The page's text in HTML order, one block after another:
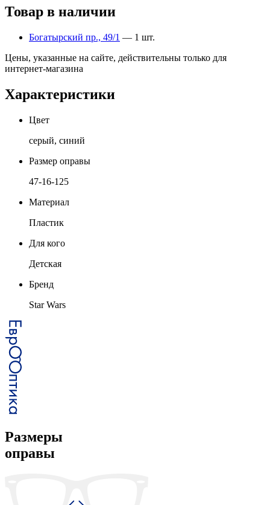
Товар в наличии
Богатырский пр., 49/1 — 1 шт.
Цены, указанные на сайте, действительны только для
интернет-магазина
Характеристики
Цвет
серый, синий
Размер оправы
47-16-125
Материал
Пластик
Для кого
Детская
Бренд
Star Wars
Размеры
оправы